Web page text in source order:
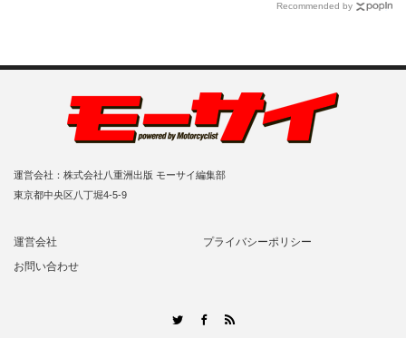
Recommended by
運営会社：株式会社八重洲出版 モーサイ編集部
東京都中央区八丁堀4-5-9
運営会社
プライバシーポリシー
お問い合わせ
TwitterFacebook